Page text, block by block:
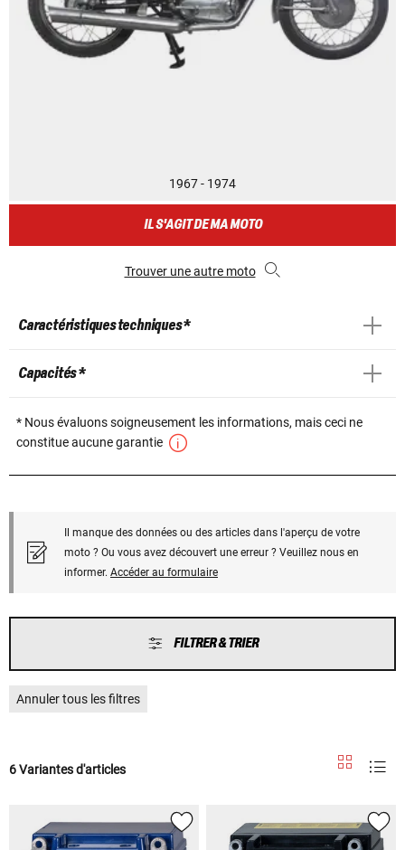
1967 - 1974
IL S'AGIT DE MA MOTO
Trouver une autre moto
Caractéristiques techniques *
Capacités *
* Nous évaluons soigneusement les informations, mais ceci ne
constitue aucune garantie
Il manque des données ou des articles dans l'aperçu de votre
moto ? Ou vous avez découvert une erreur ? Veuillez nous en
informer. Accéder au formulaire
FILTRER & TRIER
Annuler tous les filtres
6 Variantes d'articles